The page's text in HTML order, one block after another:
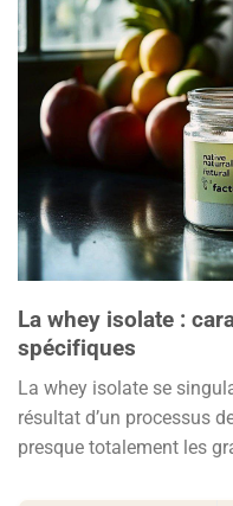
La whey isolate :
spécifiques
La whey isolate se
résultat d’un processus
presque totalement les